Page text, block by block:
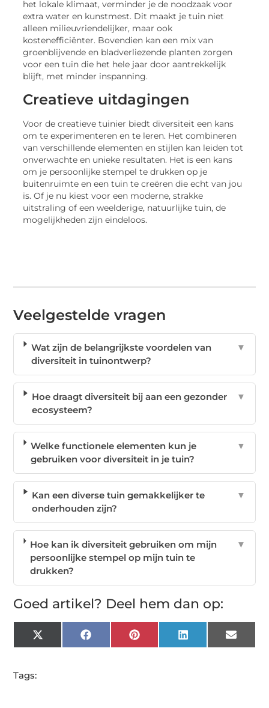
het lokale klimaat, verminder je de noodzaak voor
extra water en kunstmest. Dit maakt je tuin niet
alleen milieuvriendelijker, maar ook
kostenefficiënter. Bovendien kan een mix van
groenblijvende en bladverliezende planten zorgen
voor een tuin die het hele jaar door aantrekkelijk
blijft, met minder inspanning.
Creatieve uitdagingen
Voor de creatieve tuinier biedt diversiteit een kans
om te experimenteren en te leren. Het combineren
van verschillende elementen en stijlen kan leiden tot
onverwachte en unieke resultaten. Het is een kans
om je persoonlijke stempel te drukken op je
buitenruimte en een tuin te creëren die echt van jou
is. Of je nu kiest voor een moderne, strakke
uitstraling of een weelderige, natuurlijke tuin, de
mogelijkheden zijn eindeloos.
Veelgestelde vragen
Wat zijn de belangrijkste voordelen van
diversiteit in tuinontwerp?
▼
Hoe draagt diversiteit bij aan een gezonder
ecosysteem?
▼
Welke functionele elementen kun je
gebruiken voor diversiteit in je tuin?
▼
Kan een diverse tuin gemakkelijker te
onderhouden zijn?
▼
Hoe kan ik diversiteit gebruiken om mijn
persoonlijke stempel op mijn tuin te
drukken?
▼
Goed artikel? Deel hem dan op:
X
(Twitter)
FacebookPinterest LinkedIn Email
Tags: